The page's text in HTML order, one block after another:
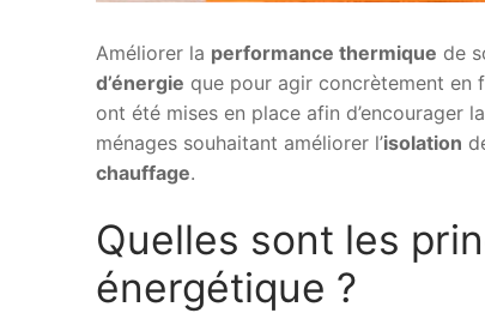
Améliorer la performance thermique de
d’énergie que pour agir concrètement en
ont été mises en place afin d’encourager la
ménages souhaitant améliorer l’isolation
chauffage.
Quelles sont les
énergétique ?